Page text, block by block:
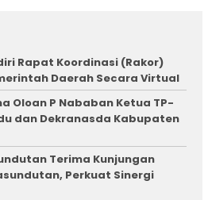
Rapat Koordinasi (Rakor)
Daerah Secara Virtual
Oloan P Nababan Ketua TP-
dan Dekranasda Kabupaten
Terima Kunjungan
Perkuat Sinergi